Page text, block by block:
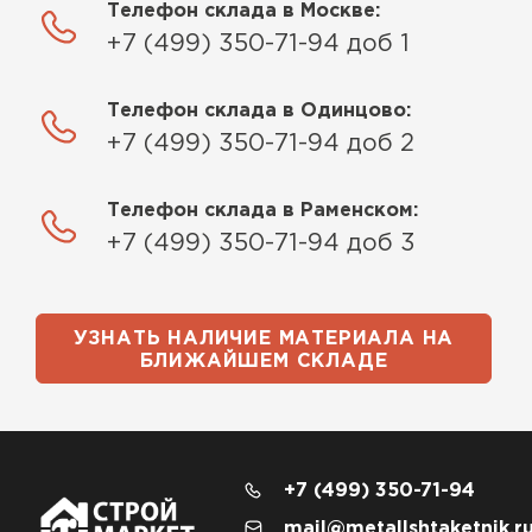
Телефон склада в Москве:
+7 (499) 350-71-94 доб 1
Телефон склада в Одинцово:
+7 (499) 350-71-94 доб 2
Телефон склада в Раменском:
+7 (499) 350-71-94 доб 3
УЗНАТЬ НАЛИЧИЕ МАТЕРИАЛА НА
БЛИЖАЙШЕМ СКЛАДЕ
+7 (499) 350-71-94
mail@metallshtaketnik.ru